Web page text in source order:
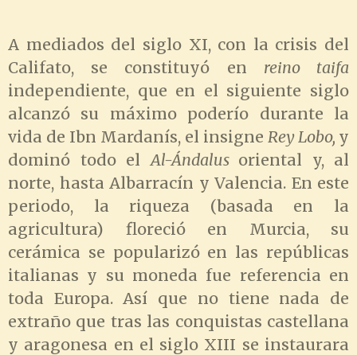
A mediados del siglo XI, con la crisis del
Califato, se constituyó en reino taifa
independiente, que en el siguiente siglo
alcanzó su máximo poderío durante la
vida de Ibn Mardanís, el insigne Rey Lobo, y
dominó todo el Al-Ándalus oriental y, al
norte, hasta Albarracín y Valencia. En este
periodo, la riqueza (basada en la
agricultura) floreció en Murcia, su
cerámica se popularizó en las repúblicas
italianas y su moneda fue referencia en
toda Europa. Así que no tiene nada de
extraño que tras las conquistas castellana
y aragonesa en el siglo XIII se instaurara